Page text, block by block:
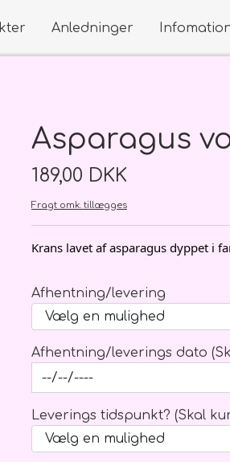
Store kort
Til den
Begravelse
Kondolenceblomster, kort mv.
Kort
Bånd
Bårebuketter
Anledninger
på webshoppen
Asparagus
189,00 DKK
Fragt omk. tillægges
Krans lavet af asparagus dyppet i
Afhentning/levering
Afhentning/leverings dato
Leverings tidspunkt? (Skal